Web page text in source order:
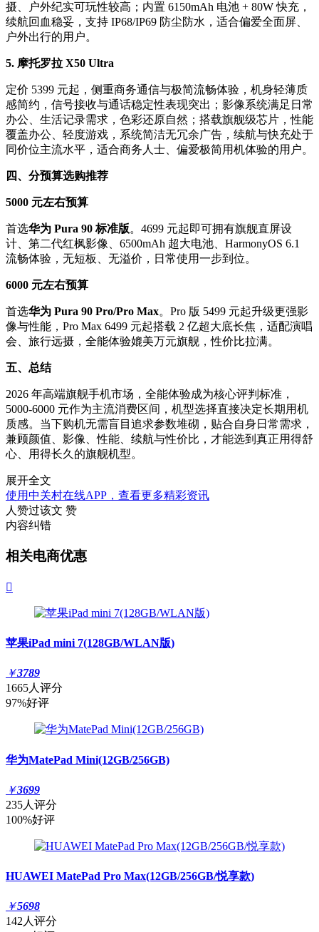
摄、户外纪实可玩性较高；内置 6150mAh 电池 + 80W 快充，
续航回血稳妥，支持 IP68/IP69 防尘防水，适合偏爱全面屏、
户外出行的用户。
5. 摩托罗拉 X50 Ultra
定价 5399 元起，侧重商务通信与极简流畅体验，机身轻薄质
感简约，信号接收与通话稳定性表现突出；影像系统满足日常
办公、生活记录需求，色彩还原自然；搭载旗舰级芯片，性能
覆盖办公、轻度游戏，系统简洁无冗余广告，续航与快充处于
同价位主流水平，适合商务人士、偏爱极简用机体验的用户。
四、分预算选购推荐
5000 元左右预算
首选华为 Pura 90 标准版。4699 元起即可拥有旗舰直屏设
计、第二代红枫影像、6500mAh 超大电池、HarmonyOS 6.1
流畅体验，无短板、无溢价，日常使用一步到位。
6000 元左右预算
首选华为 Pura 90 Pro/Pro Max。Pro 版 5499 元起升级更强影
像与性能，Pro Max 6499 元起搭载 2 亿超大底长焦，适配演唱
会、旅行远摄，全能体验媲美万元旗舰，性价比拉满。
五、总结
2026 年高端旗舰手机市场，全能体验成为核心评判标准，
5000-6000 元作为主流消费区间，机型选择直接决定长期用机
质感。当下购机无需盲目追求参数堆砌，贴合自身日常需求，
兼顾颜值、影像、性能、续航与性价比，才能选到真正用得舒
心、用得长久的旗舰机型。
展开全文
使用中关村在线APP，查看更多精彩资讯
人赞过该文 赞
内容纠错
相关电商优惠

苹果iPad mini 7(128GB/WLAN版)
￥3789
1665人评分
97%好评
华为MatePad Mini(12GB/256GB)
￥3699
235人评分
100%好评
HUAWEI MatePad Pro Max(12GB/256GB/悦享款)
￥5698
142人评分